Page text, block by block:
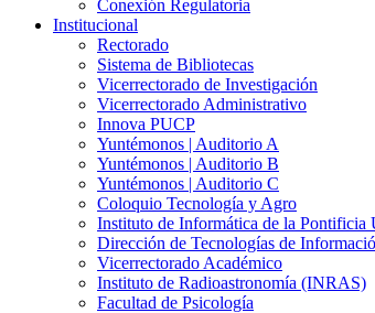
Conexión Regulatoria
Institucional
Rectorado
Sistema de Bibliotecas
Vicerrectorado de Investigación
Vicerrectorado Administrativo
Innova PUCP
Yuntémonos | Auditorio A
Yuntémonos | Auditorio B
Yuntémonos | Auditorio C
Coloquio Tecnología y Agro
Instituto de Informática de la Pontificia
Dirección de Tecnologías de
Vicerrectorado Académico
Instituto de Radioastronomía (INRAS)
Facultad de Psicología